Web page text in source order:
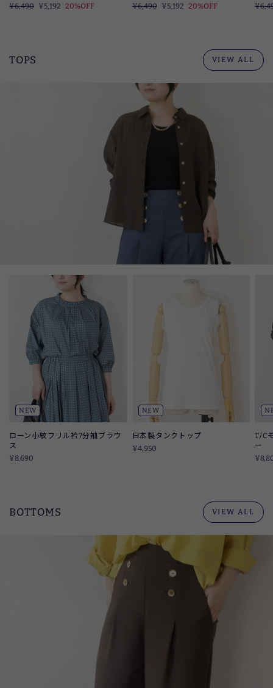
定
¥6,490 SALE
¥5,192 20%OFF
定
¥6,490 SALE
¥5,192 20%OFF
定
TOPS VIEW ALL
NEW
ローン小紋フリル衿7分袖ブラウ
ス
¥8,690
NEW
日本製タンクトップ
¥4,950
T/C
ー
BOTTOMS VIEW ALL